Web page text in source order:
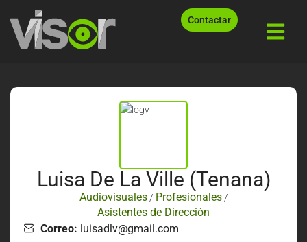
Contactar
Luisa De La Ville (Tenana)
Audiovisuales/ Profesionales/
Asistentes de Dirección
Correo: luisadlv@gmail.com